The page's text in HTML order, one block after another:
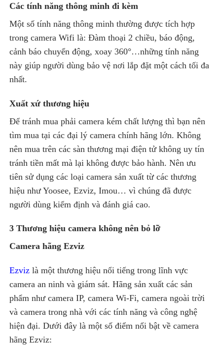
Các tính năng thông minh đi kèm
Một số tính năng thông minh thường được tích hợp
trong camera Wifi là: Đàm thoại 2 chiều, báo động,
cảnh báo chuyển động, xoay 360°…những tính năng
này giúp người dùng bảo vệ nơi lắp đặt một cách tối đa
nhất.
Xuất xứ thương hiệu
Để tránh mua phải camera kém chất lượng thì bạn nên
tìm mua tại các đại lý camera chính hãng lớn. Không
nên mua trên các sàn thương mại điện tử không uy tín
tránh tiền mất mà lại không được bảo hành. Nên ưu
tiên sử dụng các loại camera sản xuất từ các thương
hiệu như Yoosee, Ezviz, Imou… vì chúng đã được
người dùng kiểm định và đánh giá cao.
3 Thương hiệu camera không nên bỏ lỡ
Camera hãng Ezviz
Ezviz là một thương hiệu nổi tiếng trong lĩnh vực
camera an ninh và giám sát. Hãng sản xuất các sản
phẩm như camera IP, camera Wi-Fi, camera ngoài trời
và camera trong nhà với các tính năng và công nghệ
hiện đại. Dưới đây là một số điểm nổi bật về camera
hãng Ezviz: